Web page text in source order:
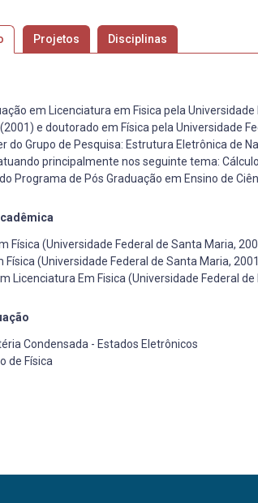
Projetos Disciplinas
em Licenciatura em Fisica pela
e doutorado em Física pela Universidade
do Grupo de Pesquisa: Estrutura Eletrônica de
principalmente nos seguinte tema:
Programa de Pós Graduação em Ensino de
Física (Universidade Federal de Santa Maria,
Física (Universidade Federal de Santa Maria,
Licenciatura Em Fisica (Universidade Federal
Condensada - Estados Eletrônicos
de Física